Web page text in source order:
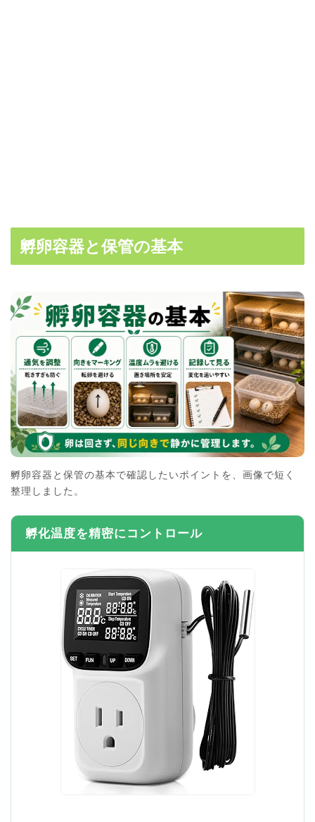
孵卵容器と保管の基本
孵卵容器と保管の基本で確認したいポイントを、画像で短く
整理しました。
孵化温度を精密にコントロール